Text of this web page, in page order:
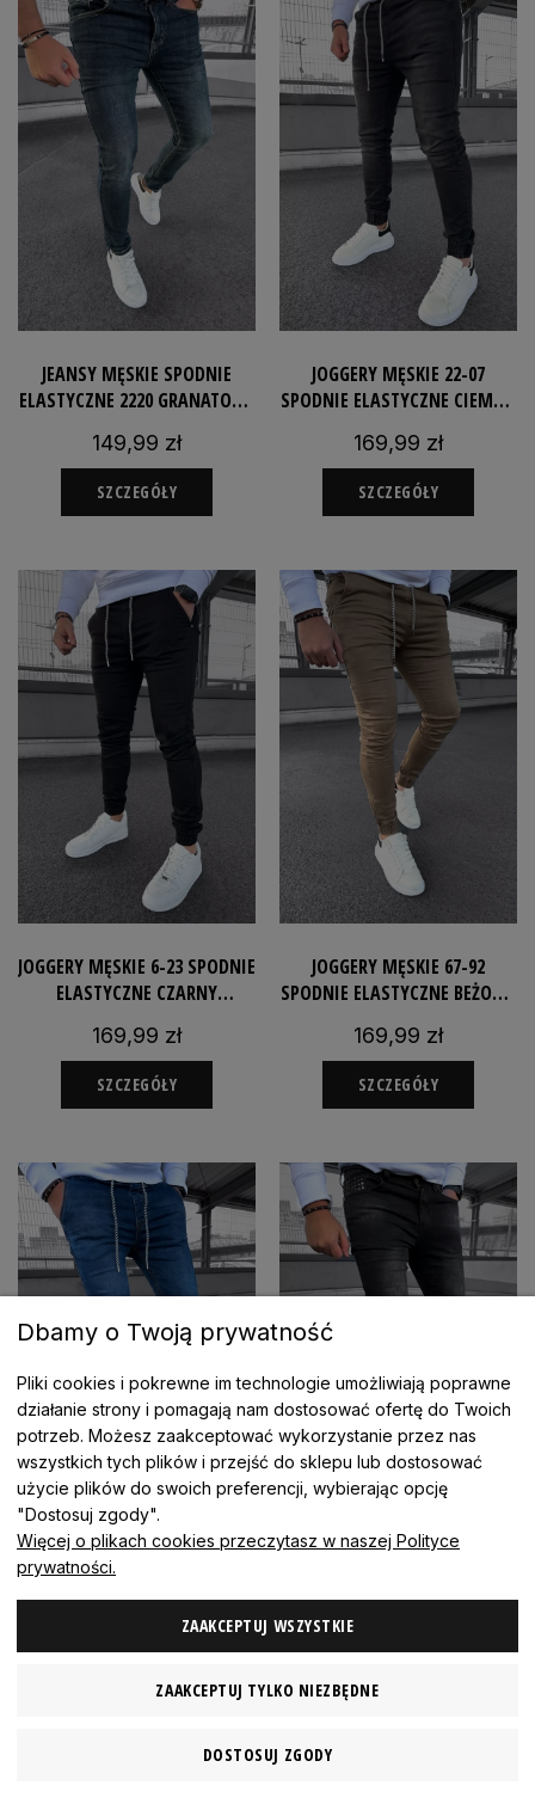
JEANSY MĘSKIE SPODNIE
ELASTYCZNE 2220 GRANATOWE
149,99 zł
SZCZEGÓŁY
JOGGERY MĘSKIE 22-07
SPODNIE ELASTYCZNE CIEMNO
JEANSOWE
169,99 zł
SZCZEGÓŁY
JOGGERY MĘSKIE 6-23 SPODNIE
ELASTYCZNE CZARNY
169,99 zł
SZCZEGÓŁY
JOGGERY MĘSKIE 67-92
SPODNIE ELASTYCZNE BEŻOWE
169,99 zł
SZCZEGÓŁY
JOGGERY MĘSKIE 11-22
SZCZEGÓŁY
JEANSY MĘSKIE ELASTYCZNE
99,99 zł
Najniższa cena:169,99 zł
SZCZEGÓŁY
Dbamy o Twoją prywatność
Pliki cookies i pokrewne im technologie umożliwiają poprawne
działanie strony i pomagają nam dostosować ofertę do Twoich
potrzeb. Możesz zaakceptować wykorzystanie przez nas
wszystkich tych plików i przejść do sklepu lub dostosować
użycie plików do swoich preferencji, wybierając opcję
"Dostosuj zgody".
Więcej o plikach cookies przeczytasz w naszej Polityce
prywatności.
ZAAKCEPTUJ TYLKO NIEZBĘDNE
DOSTOSUJ ZGODY
ZAAKCEPTUJ WSZYSTKIE